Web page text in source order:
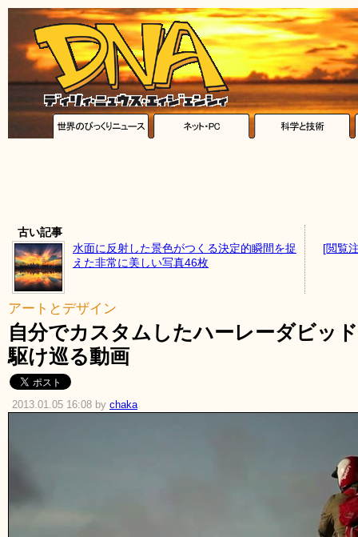
古い記事
水面に反射した景色がつくる決定的瞬間を捉
えた非常に美しい写真46枚
[閲覧
アートとデザイン
自分でカスタムしたハーレーダビッ
駆け巡る動画
2013.01.05 16:08 by chaka